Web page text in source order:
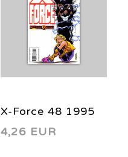
X-Force 48 1995
4,26 EUR